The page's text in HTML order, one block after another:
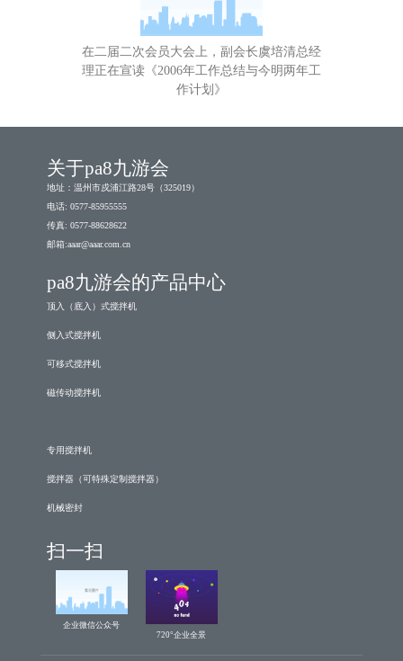
在二届二次会员大会上，副会长虞培清总经
理正在宣读《2006年工作总结与今明两年工
作计划》
关于pa8九游会
地址：温州市戍浦江路28号（325019）
电话: 0577-85955555
传真: 0577-88628622
邮箱:aaar@aaar.com.cn
pa8九游会的产品中心
顶入（底入）式搅拌机
侧入式搅拌机
可移式搅拌机
磁传动搅拌机
专用搅拌机
搅拌器（可特殊定制搅拌器）
机械密封
扫一扫
企业微信公众号
720°企业全景